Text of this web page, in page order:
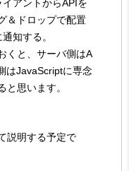
アントからAPIを
＆ドロップで配置
知する。
くと、サーバ側はA
はJavaScriptに専念
と思います。
説明する予定で